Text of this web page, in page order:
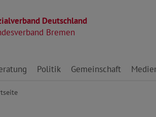
Deutschland
Bremen
zu den Inhalten springen
Politik Gemeinschaft